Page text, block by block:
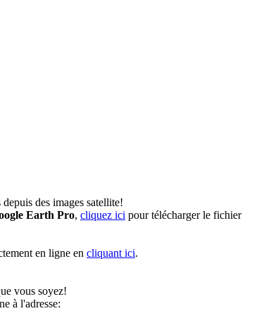
des images satellite!
Earth Pro, cliquez ici pour télécharger le fichier
en ligne en cliquant ici.
vous soyez!
à l'adresse: